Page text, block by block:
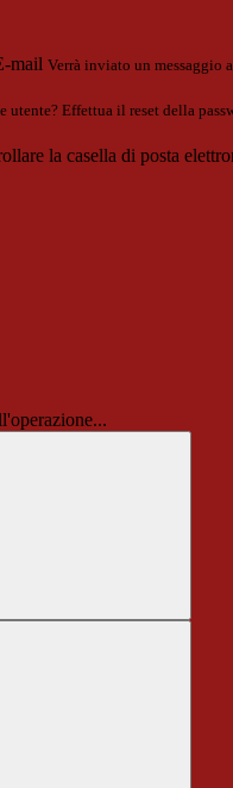
mail Verrà inviato un messaggio
utente? Effettua il reset della
la casella di posta